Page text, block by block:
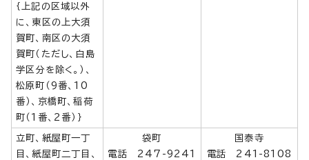
｛上記の区域以外
に、東区の上大須
賀町、南区の大須
賀町（ただし、白島
学区分を除く。）、
松原町（9番、10
番）、京橋町、稲荷
町（1番、2番）｝
立町、紙屋町一丁
目、紙屋町二丁目、
袋町
電話 247-9241
国泰寺
電話 241-8108